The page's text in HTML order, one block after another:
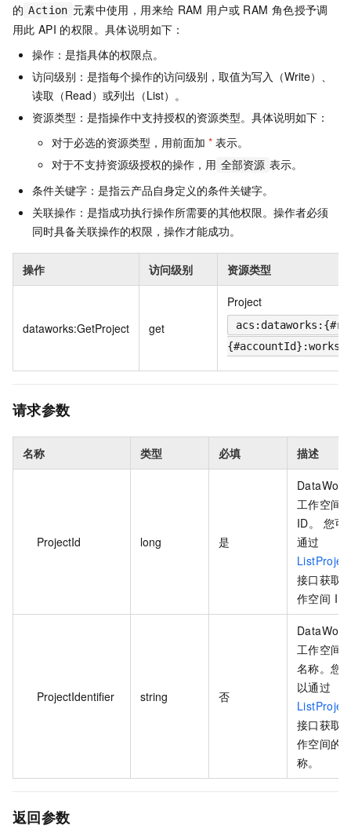
的 Action 元素中使用，用来给 RAM 用户或 RAM 角色授予调
用此 API 的权限。具体说明如下：
操作：是指具体的权限点。
访问级别：是指每个操作的访问级别，取值为写入（Write）、
读取（Read）或列出（List）。
资源类型：是指操作中支持授权的资源类型。具体说明如下：
对于必选的资源类型，用前面加 * 表示。
对于不支持资源级授权的操作，用 全部资源 表示。
条件关键字：是指云产品自身定义的条件关键字。
关联操作：是指成功执行操作所需要的其他权限。操作者必须
同时具备关联操作的权限，操作才能成功。
操作 访问级别 资源类型
dataworks:GetProject get
Project
请求参数
名称 类型 必填 描述
ProjectId long 是
工作空间
ID。 您可
通过
接口获取
作空间 ID
ProjectIdentifier string 否
工作空间
名称。您
以通过
接口获取
作空间的
称。
返回参数